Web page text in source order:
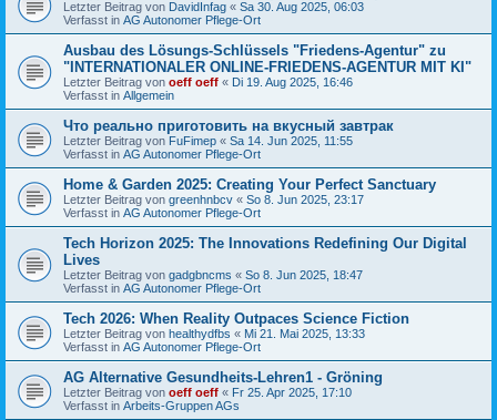
Letzter Beitrag von DavidInfag « Sa 30. Aug 2025, 06:03
Verfasst in AG Autonomer Pflege-Ort
Ausbau des Lösungs-Schlüssels "Friedens-Agentur" zu
"INTERNATIONALER ONLINE-FRIEDENS-AGENTUR MIT KI"
Letzter Beitrag von oeff oeff « Di 19. Aug 2025, 16:46
Verfasst in Allgemein
Что реально приготовить на вкусный завтрак
Letzter Beitrag von FuFimep « Sa 14. Jun 2025, 11:55
Verfasst in AG Autonomer Pflege-Ort
Home & Garden 2025: Creating Your Perfect Sanctuary
Letzter Beitrag von greenhnbcv « So 8. Jun 2025, 23:17
Verfasst in AG Autonomer Pflege-Ort
Tech Horizon 2025: The Innovations Redefining Our Digital
Lives
Letzter Beitrag von gadgbncms « So 8. Jun 2025, 18:47
Verfasst in AG Autonomer Pflege-Ort
Tech 2026: When Reality Outpaces Science Fiction
Letzter Beitrag von healthydfbs « Mi 21. Mai 2025, 13:33
Verfasst in AG Autonomer Pflege-Ort
AG Alternative Gesundheits-Lehren1 - Gröning
Letzter Beitrag von oeff oeff « Fr 25. Apr 2025, 17:10
Verfasst in Arbeits-Gruppen AGs